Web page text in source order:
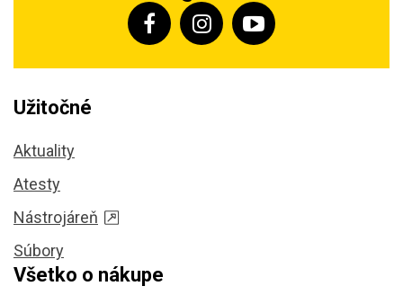
Užitočné
Aktuality
Atesty
Nástrojáreň
Súbory
Všetko o nákupe